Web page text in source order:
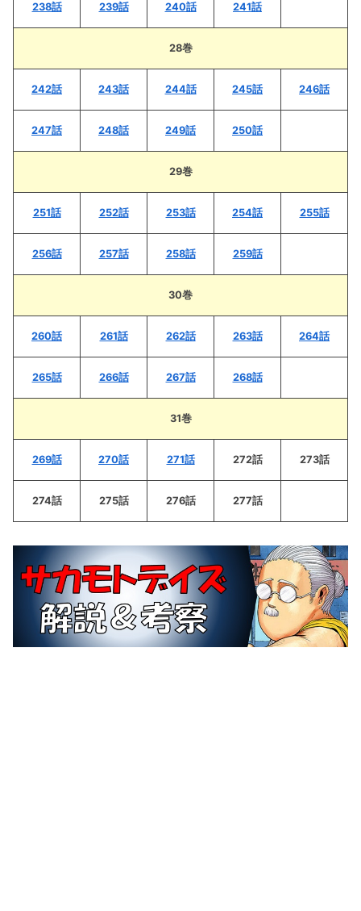
238話 239話 240話 241話
28巻
242話 243話 244話 245話 246話
247話 248話 249話 250話
29巻
251話 252話 253話 254話 255話
256話 257話 258話 259話
30巻
260話 261話 262話 263話 264話
265話 266話 267話 268話
31巻
269話 270話 271話 272話 273話
274話 275話 276話 277話